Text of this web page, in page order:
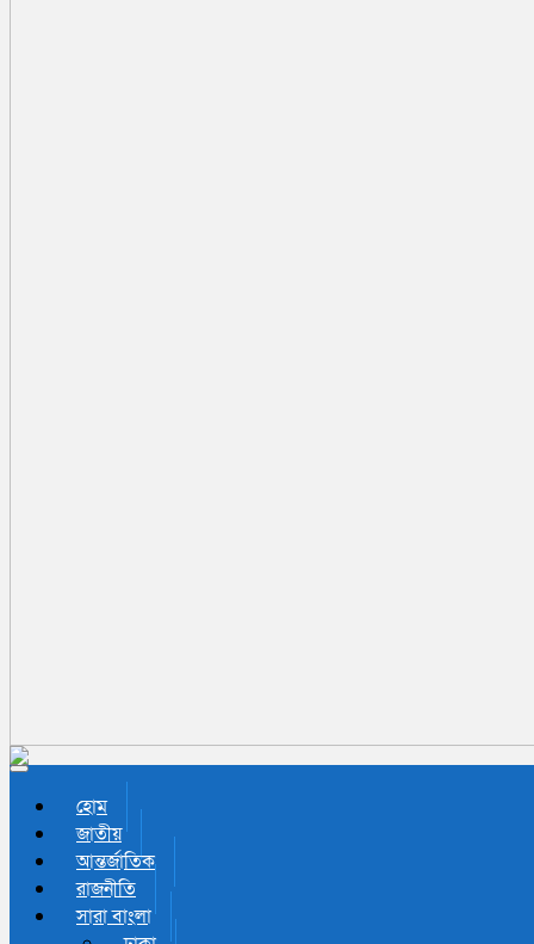
Toggle navigation
হোম
জাতীয়
আন্তর্জাতিক
রাজনীতি
সারা বাংলা